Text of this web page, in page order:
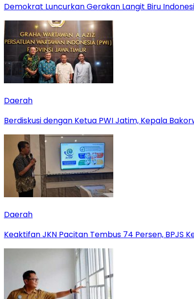
Demokrat Luncurkan Gerakan Langit Biru
Daerah
Berdiskusi dengan Ketua PWI Jatim, Kepala
Daerah
Keaktifan JKN Pacitan Tembus 74 Persen, BPJS